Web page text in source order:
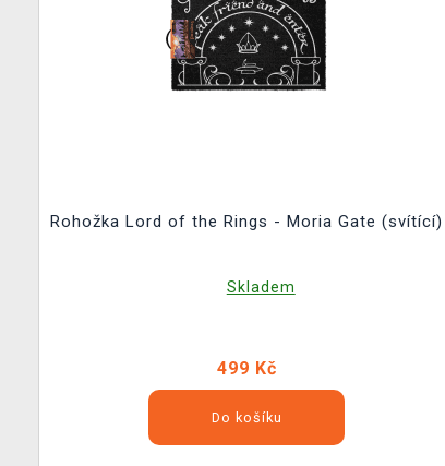
Rohožka Lord of the Rings - Moria Gate (svítící)
Skladem
499 Kč
Do košíku